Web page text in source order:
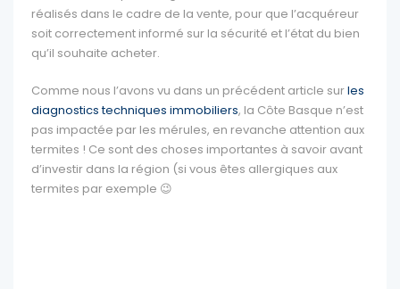
réalisés dans le cadre de la vente, pour que l’acquéreur
soit correctement informé sur la sécurité et l’état du bien
qu’il souhaite acheter.
Comme nous l’avons vu dans un précédent article surles
diagnostics techniques immobiliers, la Côte Basque n’est
pas impactée par les mérules, en revanche attention aux
termites ! Ce sont des choses importantes à savoir avant
d’investir dans la région (si vous êtes allergiques aux
termites par exemple 😉